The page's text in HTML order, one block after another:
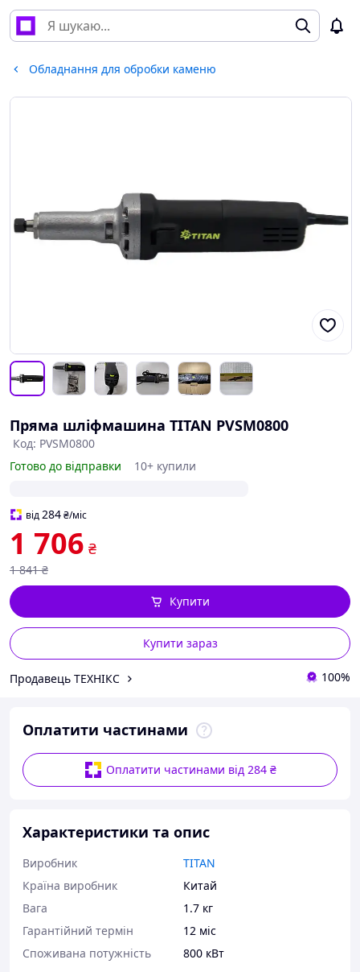
Обладнання для обробки каменю
Пряма шліфмашина TITAN PVSM0800
Код: PVSM0800
Готово до відправки
10+ купили
від284₴/міс
1 706 ₴
1 841 ₴
Купити зараз
Купити
Продавець ТЕХНІКС 100%
Оплатити частинами
Оплатити частинами від 284 ₴
Характеристики та опис
Виробник
TITAN
Країна виробник
Китай
Вага
1.7 кг
Гарантійний термін
12 міс
Споживана потужність
800 кВт